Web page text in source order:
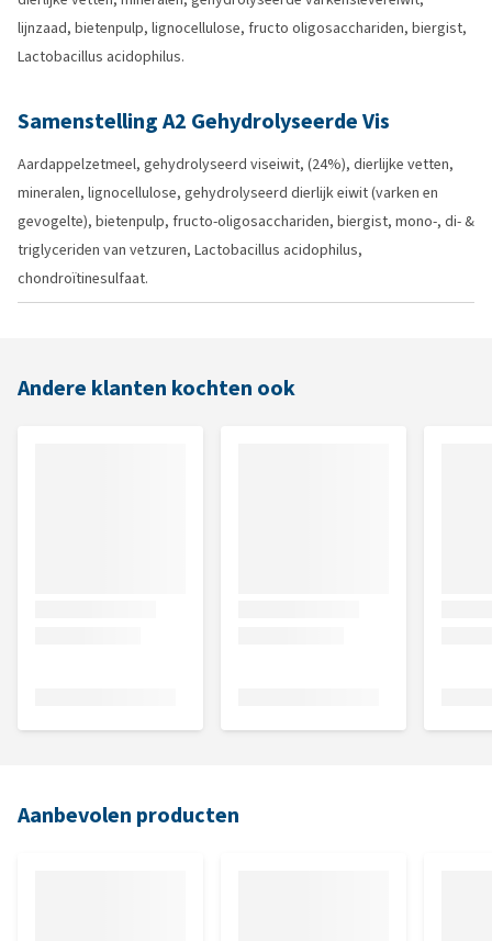
lijnzaad, bietenpulp, lignocellulose, fructo oligosacchariden, biergist,
Lactobacillus acidophilus.
Samenstelling A2 Gehydrolyseerde Vis
Aardappelzetmeel, gehydrolyseerd viseiwit, (24%), dierlijke vetten,
mineralen, lignocellulose, gehydrolyseerd dierlijk eiwit (varken en
gevogelte), bietenpulp, fructo-oligosacchariden, biergist, mono-, di- &
triglyceriden van vetzuren, Lactobacillus acidophilus,
chondroïtinesulfaat.
Andere klanten kochten ook
Aanbevolen producten